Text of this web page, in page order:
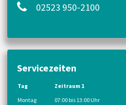
02523 950-2100
Servicezeiten
Tag Zeitraum 1
Montag
07:00 bis 13:00 Uhr